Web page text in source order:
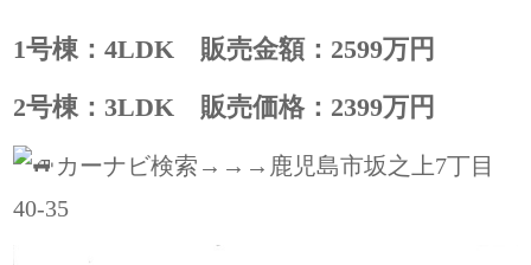
1号棟：4LDK 販売金額：2599万円
2号棟：3LDK 販売価格：2399万円
カーナビ検索→→→鹿児島市坂之上7丁目
40-35